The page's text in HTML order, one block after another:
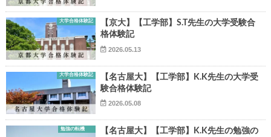
▶
▶
大学合格体験記
【京大】【工学部】S.T先生の大学受験合
格体験記
2026.05.13
大学合格体験記
【名古屋大】【工学部】K.K先生の大学受
験合格体験記
2026.05.08
勉強の転機
【名古屋大】【工学部】K.K先生の勉強の